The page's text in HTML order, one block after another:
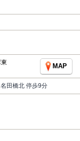
MAP
田橋北 停歩9分